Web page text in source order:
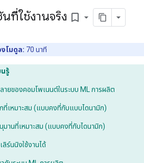
ที่ใช้งานจริง bookmark_border
โมดูล: 70 นาที
รู้
ยของคอมโพเนนต์ในระบบ ML การผลิต
ที่เหมาะสม (แบบคงที่กับแบบไดนามิก)
มานที่เหมาะสม (แบบคงที่กับไดนามิก)
ร์นนิงใช้งานได้